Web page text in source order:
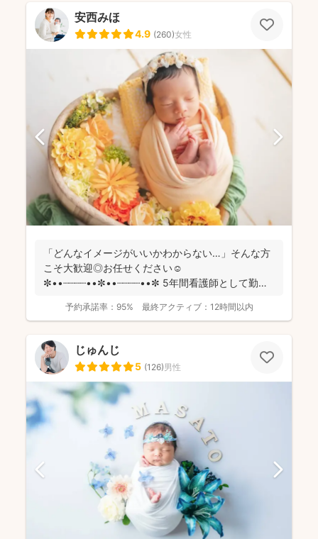
安西みほ
4.9 (260)女性
「どんなイメージがいいかわからない…」そんな方
こそ大歓迎◎お任せください☺️
✼••┈┈┈┈••✼••┈┈┈┈••✼ 5年間看護師として勤め
予約承諾率： 95% 最終アクティブ： 12時間以内
じゅんじ
5 (126)男性